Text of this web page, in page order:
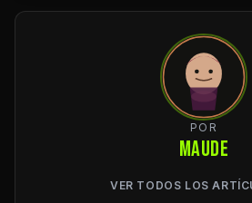
POR
MAUDE
VER TODOS LOS